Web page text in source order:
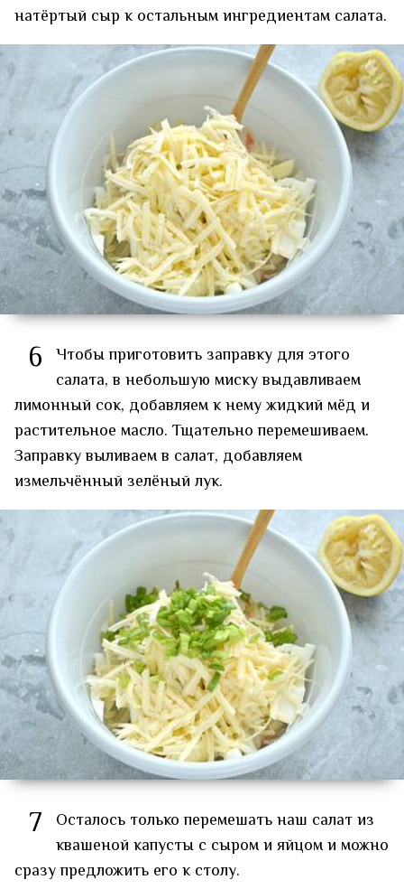
натёртый сыр к остальным ингредиентам салата.
6 Чтобы приготовить заправку для этого
салата, в небольшую миску выдавливаем
лимонный сок, добавляем к нему жидкий мёд и
растительное масло. Тщательно перемешиваем.
Заправку выливаем в салат, добавляем
измельчённый зелёный лук.
7
Осталось только перемешать наш салат из
квашеной капусты с сыром и яйцом и можно
сразу предложить его к столу.